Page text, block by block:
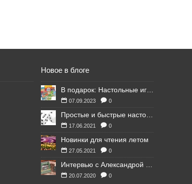
Новое в блоге
07.09.2023 0
17.06.2021 0
Новинки для чтения летом
27.05.2021 0
20.07.2020 0